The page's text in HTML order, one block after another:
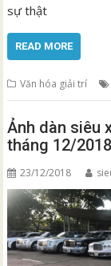
sự thật
READ MORE
Văn hóa giải trí
Ảnh dàn siêu
tháng 12/2018
23/12/2018